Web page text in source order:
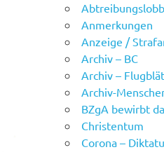
Anmerkungen
Anzeige /
Archiv – BC
Archiv –
Archiv-
BZgA bewirbt
Christentum
Corona –